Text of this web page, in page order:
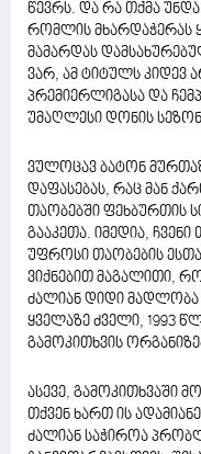
წევრს. და რა თქმა
რომლის მხარდაჭერას
მამარდას
ვარ, ამ ტიტულს კიდევ
პრემიერლიგასა და
უმაღლესი დონის
ვულოცავ ბატონ
დაფასებას, რაც მან
თაობებში ფეხბურთის
გააკეთა. იმედია,
უფროსი თაობების
ვიქნებით მაგალითი,
ძალიან დიდი მადლობა
ყველაზე ძველი, 1993
გამოკითხვის
ასევე, გამოკითხვაში
თქვენ ხართ ის
ძალიან საჭიროა